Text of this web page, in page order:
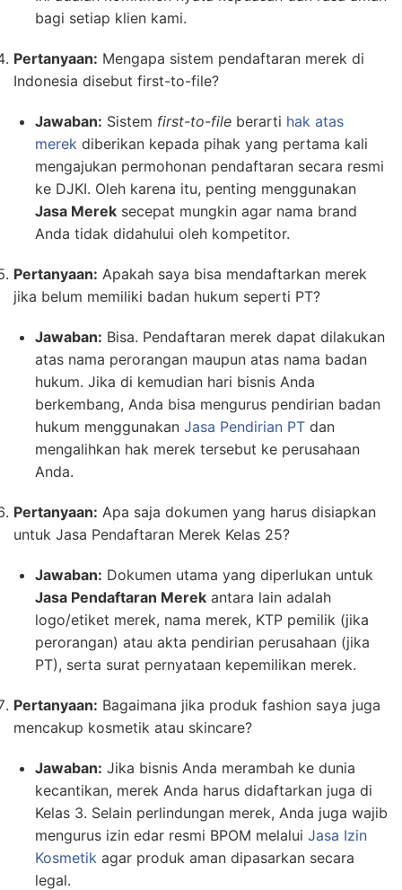
bagi setiap klien kami.
Pertanyaan: Mengapa sistem pendaftaran merek di
Indonesia disebut first-to-file?
Jawaban: Sistem first-to-file berarti hak atas
merek diberikan kepada pihak yang pertama kali
mengajukan permohonan pendaftaran secara resmi
ke DJKI. Oleh karena itu, penting menggunakan
Jasa Merek secepat mungkin agar nama brand
Anda tidak didahului oleh kompetitor.
Pertanyaan: Apakah saya bisa mendaftarkan merek
jika belum memiliki badan hukum seperti PT?
Jawaban: Bisa. Pendaftaran merek dapat dilakukan
atas nama perorangan maupun atas nama badan
hukum. Jika di kemudian hari bisnis Anda
berkembang, Anda bisa mengurus pendirian badan
hukum menggunakan Jasa Pendirian PT dan
mengalihkan hak merek tersebut ke perusahaan
Anda.
Pertanyaan: Apa saja dokumen yang harus disiapkan
untuk Jasa Pendaftaran Merek Kelas 25?
Jawaban: Dokumen utama yang diperlukan untuk
Jasa Pendaftaran Merek antara lain adalah
logo/etiket merek, nama merek, KTP pemilik (jika
perorangan) atau akta pendirian perusahaan (jika
PT), serta surat pernyataan kepemilikan merek.
Pertanyaan: Bagaimana jika produk fashion saya juga
mencakup kosmetik atau skincare?
Jawaban: Jika bisnis Anda merambah ke dunia
kecantikan, merek Anda harus didaftarkan juga di
Kelas 3. Selain perlindungan merek, Anda juga wajib
mengurus izin edar resmi BPOM melalui Jasa Izin
Kosmetik agar produk aman dipasarkan secara
legal.